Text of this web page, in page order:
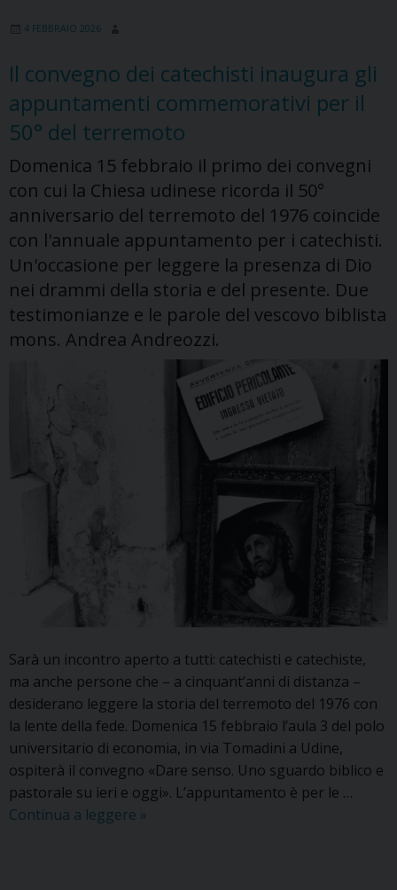
festa
anche
Friuli
4 FEBBRAIO 2026
Il convegno dei catechisti inaugura gli
appuntamenti commemorativi per il
50° del terremoto
Domenica 15 febbraio il primo dei convegni
con cui la Chiesa udinese ricorda il 50°
anniversario del terremoto del 1976 coincide
con l'annuale appuntamento per i catechisti.
Un'occasione per leggere la presenza di Dio
nei drammi della storia e del presente. Due
testimonianze e le parole del vescovo biblista
mons. Andrea Andreozzi.
Sarà un incontro aperto a tutti: catechisti e catechiste,
ma anche persone che – a cinquant’anni di distanza –
desiderano leggere la storia del terremoto del 1976 con
la lente della fede. Domenica 15 febbraio l’aula 3 del polo
universitario di economia, in via Tomadini a Udine,
ospiterà il convegno «Dare senso. Uno sguardo biblico e
pastorale su ieri e oggi». L’appuntamento è per le …
Continua a leggere Il
»